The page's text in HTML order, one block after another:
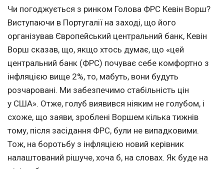
Чи погоджується з ринком Голова ФРС Кевін Ворш?
Виступаючи в Португалії на заході, що його
організував Європейський центральний банк, Кевін
Ворш сказав, що, якщо хтось думає, що «цей
центральний банк (ФРС) почуває себе комфортно з
інфляцією вище 2%, то, мабуть, вони будуть
розчаровані. Ми забезпечимо стабільність цін
у США». Отже, голуб виявився ніяким не голубом, і
схоже, що заяви, зроблені Воршем кілька тижнів
тому, після засідання ФРС, були не випадковими.
Тож, на боротьбу з інфляцією новий керівник
налаштований рішуче, хоча б, на словах. Як буде на